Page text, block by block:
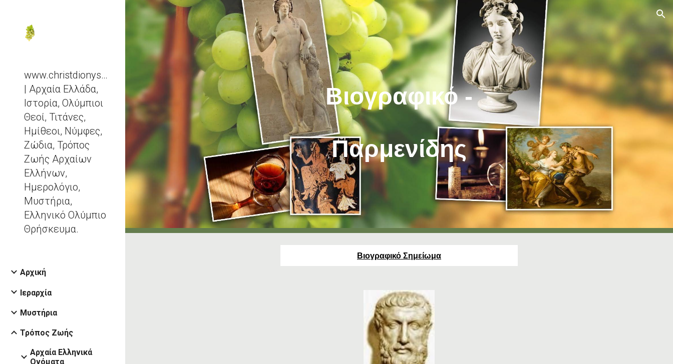
Skip to main content Skip to navigation
www.christdionysos.com
| Αρχαία Ελλάδα,
Ιστορία, Ολύμπιοι
Θεοί, Τιτάνες,
Ημίθεοι, Νύμφες,
Ζώδια, Τρόπος
Ζωής Αρχαίων
Ελλήνων,
Ημερολόγιο,
Μυστήρια,
Ελληνικό Ολύμπιο
Θρήσκευμα.
Αρχική
Ιεραρχία
Μυστήρια
Τρόπος Ζωής
Αρχαία Ελληνικά
Ονόματα
Βιογραφικό -
Παρμενίδης
Βιογραφικό Σημείωμα